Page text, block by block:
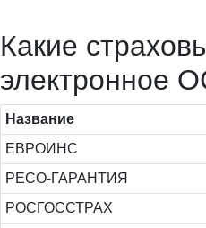
Какие
электронное
Название
ЕВРОИНС
РЕСО-ГАРАНТИЯ
РОСГОССТРАХ